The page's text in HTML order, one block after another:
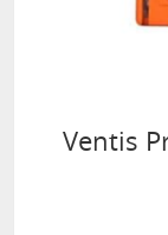
Ventis